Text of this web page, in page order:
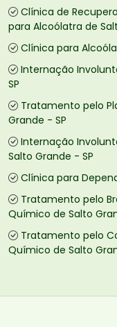
Clínica de
para Alcoólatra de
Clínica para
Internação
SP
Tratamento pelo
Grande - SP
Internação
Salto Grande - SP
Clínica para
Tratamento pelo
Químico de Salto
Tratamento pelo
Químico de Salto